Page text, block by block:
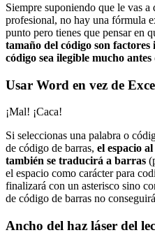
Siempre suponiendo que le vas
profesional, no hay una fórmula
punto pero tienes que pensar en
tamaño del código son
código sea ilegible mucho
Usar Word en vez de
¡Mal! ¡Caca!
Si seleccionas una palabra o
de código de barras, el espacio
también se traducirá a barras
el espacio como carácter para
finalizará con un asterisco sino
de código de barras no
Ancho del haz láser del